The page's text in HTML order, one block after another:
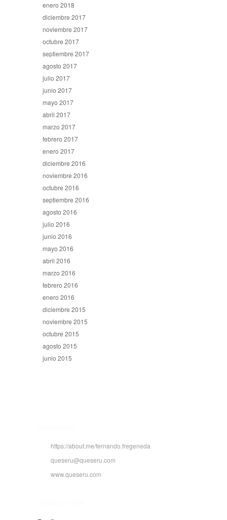
enero 2018
diciembre 2017
noviembre 2017
octubre 2017
septiembre 2017
agosto 2017
julio 2017
junio 2017
mayo 2017
abril 2017
marzo 2017
febrero 2017
enero 2017
diciembre 2016
noviembre 2016
octubre 2016
septiembre 2016
agosto 2016
julio 2016
junio 2016
mayo 2016
abril 2016
marzo 2016
febrero 2016
enero 2016
diciembre 2015
noviembre 2015
octubre 2015
agosto 2015
junio 2015
https://about.me/fernando.fregeneda
queseru@queseru.com
www.queseru.com